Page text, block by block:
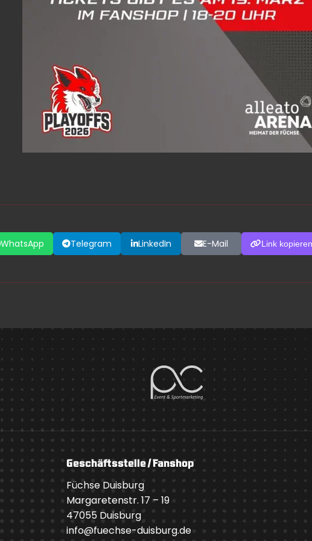
WhatsApp Telegram LinkedIn E-Mail Link kopieren
Geschäftsstelle / Fanshop
Füchse Duisburg
Margaretenstr. 17 – 19
47055 Duisburg
info@fuechse-duisburg.de